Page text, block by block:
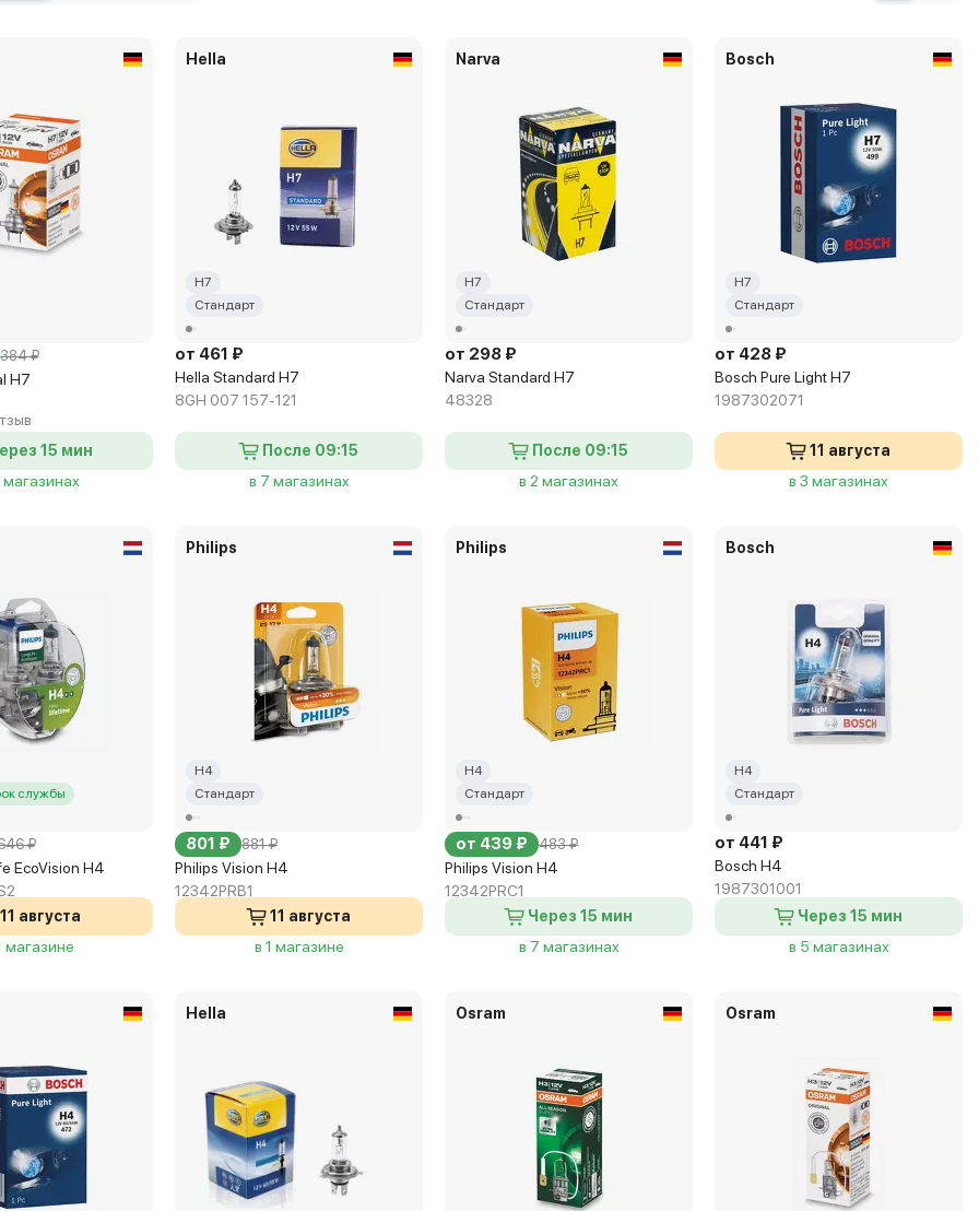
384 ₽
H7
15 мин
магазинах
Hella
H7
Стандарт
от 461 ₽
Hella Standard H7
8GH 007 157-121
После 09:15
в 7 магазинах
Narva
H7
Стандарт
от 298 ₽
Narva Standard H7
48328
После 09:15
в 2 магазинах
Bosch
H7
Стандарт
от 428 ₽
Bosch Pure Light H7
1987302071
11 августа
в 3 магазинах
службы
₽
EcoVision H4
11 августа
магазине
Philips
H4
Стандарт
801 ₽ 881 ₽
Philips Vision H4
12342PRB1
11 августа
в 1 магазине
Philips
H4
Стандарт
от 439 ₽ 483 ₽
Philips Vision H4
12342PRC1
Через 15 мин
в 7 магазинах
Bosch
H4
Стандарт
от 441 ₽
Bosch H4
1987301001
Через 15 мин
в 5 магазинах
Hella Osram Osram